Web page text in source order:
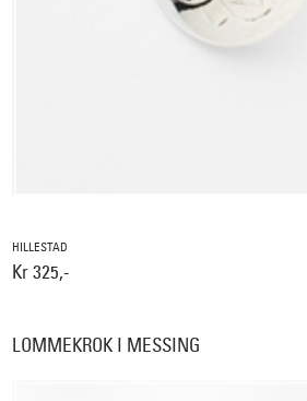
HILLESTAD
Kr 325,-
LOMMEKROK I MESSING